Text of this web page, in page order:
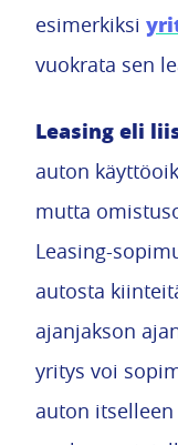
esimerkiksi
vuokrata sen
Leasing eli
auton
mutta
Leasing-
autosta
ajanjakson
yritys voi
auton